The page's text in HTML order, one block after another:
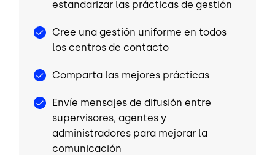
estandarizar las prácticas de gestión
Cree una gestión uniforme en todos
los centros de contacto
Comparta las mejores prácticas
Envíe mensajes de difusión entre
supervisores, agentes y
administradores para mejorar la
comunicación